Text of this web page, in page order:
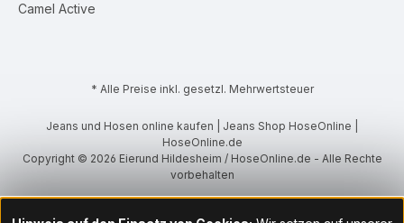
Camel Active
* Alle Preise inkl. gesetzl. Mehrwertsteuer
Jeans und Hosen online kaufen | Jeans Shop HoseOnline |
HoseOnline.de
Copyright © 2026 Eierund Hildesheim / HoseOnline.de - Alle Rechte
vorbehalten